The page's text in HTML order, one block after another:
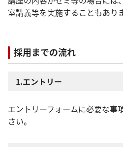
室講義等を実施することもあり
採用までの流れ
1.エントリー
エントリーフォームに必要な事
さい。